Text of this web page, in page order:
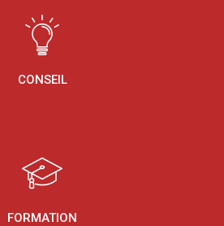
CONSEIL
FORMATION